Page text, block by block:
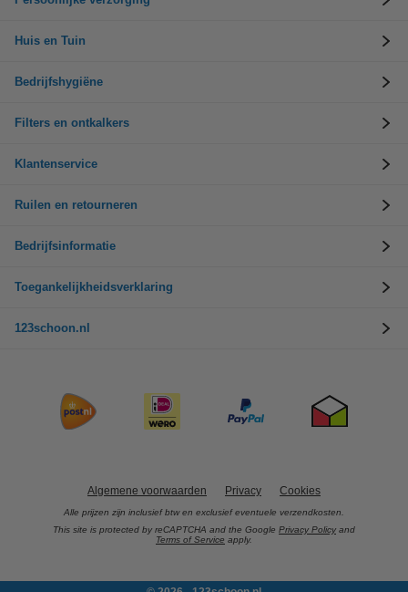
Huis en Tuin
Bedrijfshygiëne
Filters en ontkalkers
Klantenservice
Ruilen en retourneren
Bedrijfsinformatie
Toegankelijkheidsverklaring
123schoon.nl
Algemene voorwaarden Privacy Cookies
Alle prijzen zijn inclusief btw en exclusief eventuele verzendkosten.
This site is protected by reCAPTCHA and the Google Privacy Policy and
Terms of Service apply.